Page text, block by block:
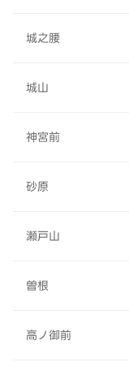
城之腰
城山
神宮前
砂原
瀬戸山
曽根
高ノ御前